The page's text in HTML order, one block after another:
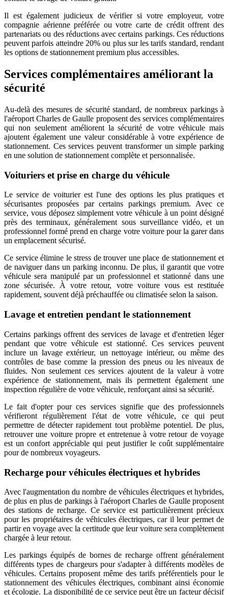
Il est également judicieux de vérifier si votre employeur, votre
compagnie aérienne préférée ou votre carte de crédit offrent des
partenariats ou des réductions avec certains parkings. Ces réductions
peuvent parfois atteindre 20% ou plus sur les tarifs standard, rendant
les options de stationnement premium plus accessibles.
Services complémentaires améliorant la
sécurité
Au-delà des mesures de sécurité standard, de nombreux parkings à
l'aéroport Charles de Gaulle proposent des services complémentaires
qui non seulement améliorent la sécurité de votre véhicule mais
ajoutent également une valeur considérable à votre expérience de
stationnement. Ces services peuvent transformer un simple parking
en une solution de stationnement complète et personnalisée.
Voituriers et prise en charge du véhicule
Le service de voiturier est l'une des options les plus pratiques et
sécurisantes proposées par certains parkings premium. Avec ce
service, vous déposez simplement votre véhicule à un point désigné
près des terminaux, généralement sous surveillance vidéo, et un
professionnel formé prend en charge votre voiture pour la garer dans
un emplacement sécurisé.
Ce service élimine le stress de trouver une place de stationnement et
de naviguer dans un parking inconnu. De plus, il garantit que votre
véhicule sera manipulé par un professionnel et stationné dans une
zone sécurisée. À votre retour, votre voiture vous est restituée
rapidement, souvent déjà préchauffée ou climatisée selon la saison.
Lavage et entretien pendant le stationnement
Certains parkings offrent des services de lavage et d'entretien léger
pendant que votre véhicule est stationné. Ces services peuvent
inclure un lavage extérieur, un nettoyage intérieur, ou même des
contrôles de base comme la pression des pneus ou les niveaux de
fluides. Non seulement ces services ajoutent de la valeur à votre
expérience de stationnement, mais ils permettent également une
inspection régulière de votre véhicule, renforçant ainsi sa sécurité.
Le fait d'opter pour ces services signifie que des professionnels
vérifieront régulièrement l'état de votre véhicule, ce qui peut
permettre de détecter rapidement tout problème potentiel. De plus,
retrouver une voiture propre et entretenue à votre retour de voyage
est un confort appréciable qui peut justifier le coût supplémentaire
pour de nombreux voyageurs.
Recharge pour véhicules électriques et hybrides
Avec l'augmentation du nombre de véhicules électriques et hybrides,
de plus en plus de parkings à l'aéroport Charles de Gaulle proposent
des stations de recharge. Ce service est particulièrement précieux
pour les propriétaires de véhicules électriques, car il leur permet de
partir en voyage avec la certitude que leur voiture sera complètement
chargée à leur retour.
Les parkings équipés de bornes de recharge offrent généralement
différents types de chargeurs pour s'adapter à différents modèles de
véhicules. Certains proposent même des tarifs préférentiels pour le
stationnement des véhicules électriques, combinant ainsi économie
et écologie. La disponibilité de ce service peut être un facteur décisif